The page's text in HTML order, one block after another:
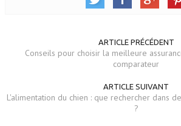
ARTICLE PRÉCÉDENT
Conseils pour choisir la meilleure
comparateur
ARTICLE SUIVANT
L'alimentation du chien : que rechercher dans
?